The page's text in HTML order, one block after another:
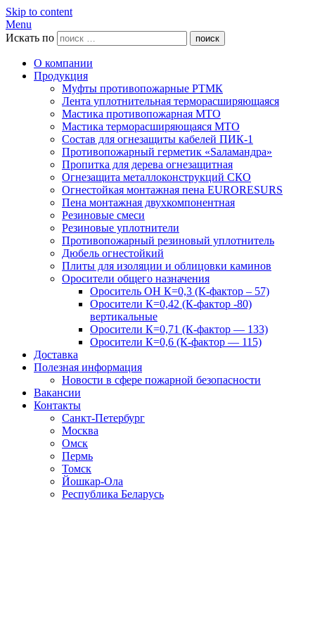
Skip to content
Menu
Искать по
поиск
О компании
Продукция
Муфты противопожарные РТМК
Лента уплотнительная терморасширяющаяся
Мастика противопожарная МТО
Мастика терморасширяющаяся МТО
Состав для огнезащиты кабелей ПИК-1
Противопожарный герметик «Sаламандра»
Пропитка для дерева огнезащитная
Огнезащита металлоконструкций СКО
Огнестойкая монтажная пена EURORESURS
Пена монтажная двухкомпонентная
Резиновые смеси
Резиновые уплотнители
Противопожарный резиновый уплотнитель
Дюбель огнестойкий
Плиты для изоляции и облицовки каминов
Оросители общего назначения
Ороситель ОН К=0,3 (К-фактор – 57)
Оросители К=0,42 (К-фактор -80)
вертикальные
Оросители К=0,71 (К-фактор — 133)
Оросители К=0,6 (К-фактор — 115)
Доставка
Полезная информация
Новости в сфере пожарной безопасности
Вакансии
Контакты
Санкт-Петербург
Москва
Омск
Пермь
Томск
Йошкар-Ола
Республика Беларусь